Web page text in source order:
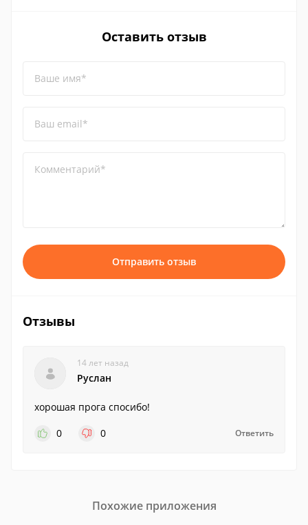
Оставить отзыв
Ваше имя*
Ваш email*
Комментарий*
Отправить отзыв
Отзывы
14 лет назад
Руслан
хорошая прога спосибо!
0
0 Ответить
Похожие приложения